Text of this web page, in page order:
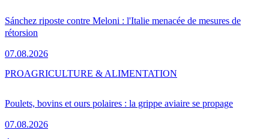
Sánchez riposte contre Meloni : l'Italie menacée de mesures de
rétorsion
07.08.2026
Poulets, bovins et ours polaires : la grippe aviaire se propage
07.08.2026
PROAGRICULTURE & ALIMENTATION